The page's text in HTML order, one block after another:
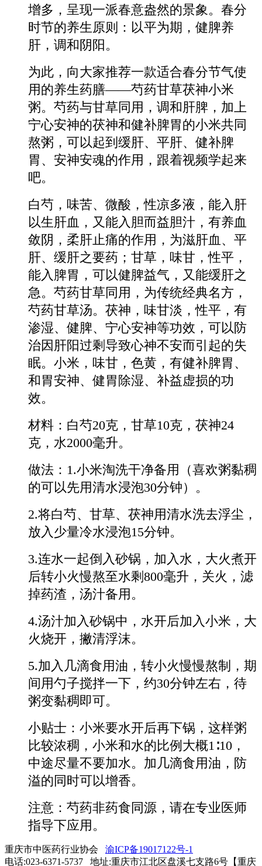
增多，呈现一派春意盎然的景象。春分
时节的养生原则：以平为期，健脾养
肝，调和阴阳。
为此，向大家推荐一款适合春分节气使
用的养生药膳——芍药甘草茯神小米
粥。芍药与甘草同用，调和肝脾，加上
宁心安神的茯神和健补脾胃的小米共同
熬粥，可以起到缓肝、平肝、健补脾
胃、安神安魂的作用，跟着视频学起来
吧。
白芍，味苦、微酸，性凉多液，能入肝
以生肝血，又能入胆而益胆汁，有养血
敛阴，柔肝止痛的作用，为滋肝血、平
肝、缓肝之要药；甘草，味甘，性平，
能入脾胃，可以健脾益气，又能缓肝之
急。芍药甘草同用，为传统经典名方，
芍药甘草汤。茯神，味甘淡，性平，有
渗湿、健脾、宁心安神等功效，可以防
治因肝阳过剩导致心神不安而引起的失
眠。小米，味甘，色黄，有健补脾胃、
和胃安神、健胃除湿、补益虚损的功
效。
材料：白芍20克，甘草10克，茯神24
克，水2000毫升。
做法：1.小米淘洗干净备用（喜欢粥黏稠
的可以先用清水浸泡30分钟）。
2.将白芍、甘草、茯神用清水洗去浮尘，
放入少量冷水浸泡15分钟。
3.连水一起倒入砂锅，加入水，大火煮开
后转小火慢熬至水剩800毫升，关火，滤
掉药渣，汤汁备用。
4.汤汁加入砂锅中，水开后加入小米，大
火烧开，撇清浮沫。
5.加入几滴食用油，转小火慢慢熬制，期
间用勺子搅拌一下，约30分钟左右，待
粥变黏稠即可。
小贴士：小米要水开后再下锅，这样粥
比较浓稠，小米和水的比例大概1∶10，
中途尽量不要加水。加几滴食用油，防
溢的同时可以增香。
注意：芍药非药食同源，请在专业医师
指导下应用。
重庆市中医药行业协会 渝ICP备19017122号-1
电话:023-6371-5737 地址:重庆市江北区盘溪七支路6号【重庆